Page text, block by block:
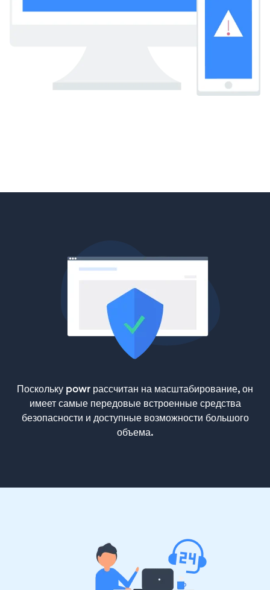
Поскольку powr рассчитан на масштабирование, он
имеет самые передовые встроенные средства
безопасности и доступные возможности большого
объема.